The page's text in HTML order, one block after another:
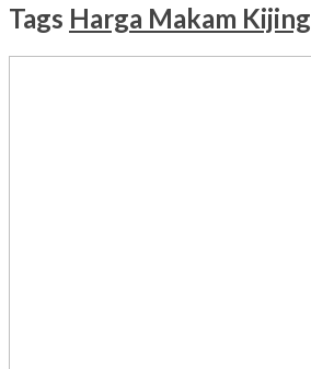
Tags Harga Makam Kijing